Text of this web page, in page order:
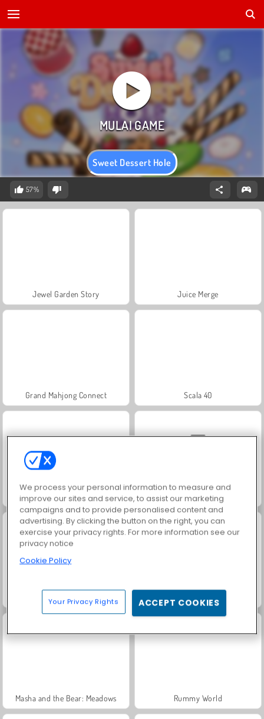
Sweet Dessert Hole
57%
Jewel Garden Story Juice Merge
Grand Mahjong Connect Scala 40
Heroes of Myths Solitaire Social
Trollface Quest: USA 2
Masha and the Bear: Meadows Rummy World
We process your personal information to measure and
improve our sites and service, to assist our marketing
campaigns and to provide personalised content and
advertising. By clicking the button on the right, you can
exercise your privacy rights. For more information see our
privacy notice
Cookie Policy
Your Privacy Rights ACCEPT COOKIES